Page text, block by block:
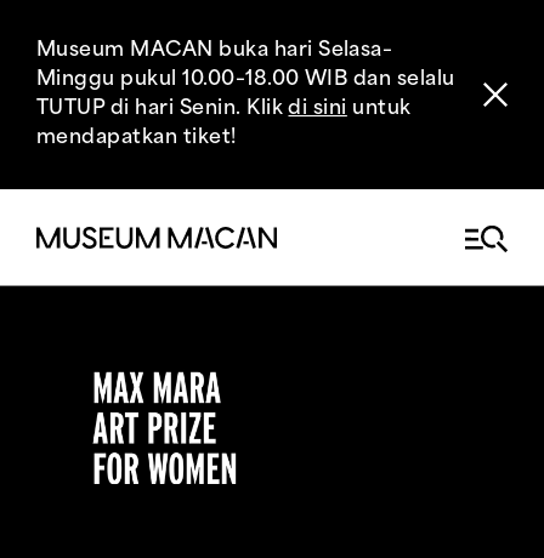
Museum MACAN buka hari Selasa–
Minggu pukul 10.00–18.00 WIB dan selalu
TUTUP di hari Senin. Klikdi sini untuk
mendapatkan tiket!